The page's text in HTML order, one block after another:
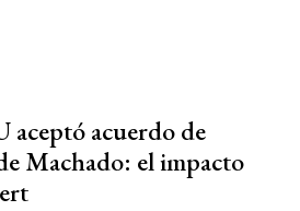
aceptó acuerdo de
Machado: el impacto